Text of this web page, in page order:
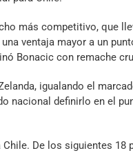
más competitivo, que
ventaja mayor a un
Bonacic con remache
igualando el
nacional definirlo en el
De los siguientes